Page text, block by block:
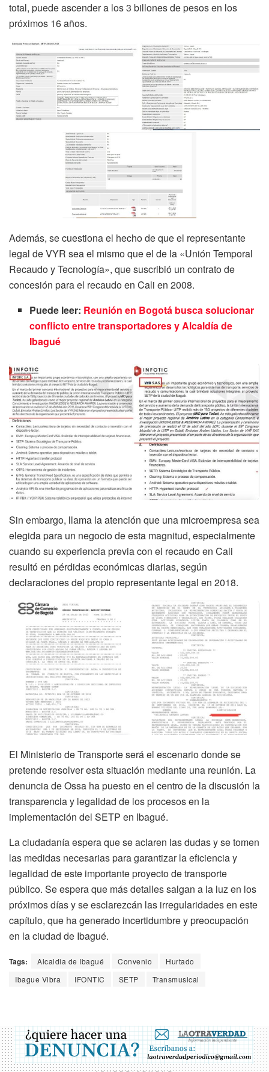
total, puede ascender a los 3 billones de pesos en los
próximos 16 años.
Además, se cuestiona el hecho de que el representante
legal de VYR sea el mismo que el de la «Unión Temporal
Recaudo y Tecnología», que suscribió un contrato de
concesión para el recaudo en Cali en 2008.
Puede leer: Reunión en Bogotá busca solucionar
conflicto entre transportadores y Alcaldía de
Ibagué
Sin embargo, llama la atención que una microempresa sea
elegida para un negocio de esta magnitud, especialmente
cuando su experiencia previa con el recaudo en Cali
resultó en pérdidas económicas diarias, según
declaraciones del propio representante legal en 2018.
El Ministerio de Transporte será el escenario donde se
pretende resolver esta situación mediante una reunión. La
denuncia de Ossa ha puesto en el centro de la discusión la
transparencia y legalidad de los procesos en la
implementación del SETP en Ibagué.
La ciudadanía espera que se aclaren las dudas y se tomen
las medidas necesarias para garantizar la eficiencia y
legalidad de este importante proyecto de transporte
público. Se espera que más detalles salgan a la luz en los
próximos días y se esclarezcán las irregularidades en este
capítulo, que ha generado incertidumbre y preocupación
en la ciudad de Ibagué.
Tags: Alcaldia de Ibagué Convenio
Hurtado
Ibague Vibra
IFONTIC SETP Transmusical